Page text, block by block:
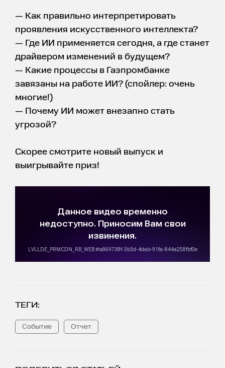
ТЕГИ:
Событие Отчет
— Как правильно интерпретировать
проявления искусственного интеллекта?
— Где ИИ применяется сегодня, а где станет
драйвером изменений в будущем?
— Какие процессы в Газпромбанке
завязаны на работе ИИ? (спойлер: очень
многие!)
— Почему ИИ может внезапно стать
угрозой?
Скорее смотрите новый выпуск и
выигрывайте приз!